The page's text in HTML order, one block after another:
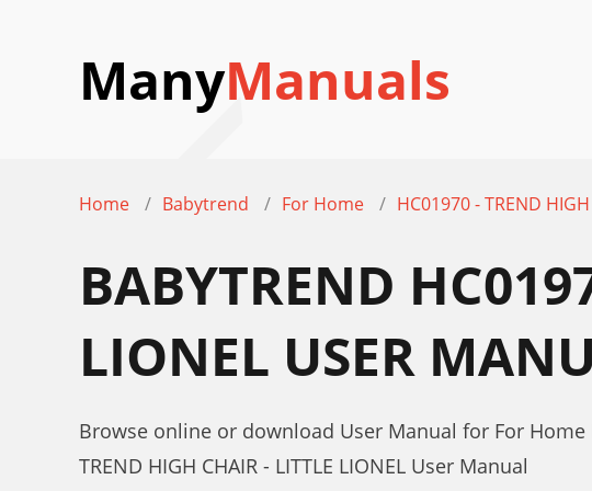
ManyManuals
Home Babytrend For Home HC01970 - TREND
BABYTREND
LIONEL USER
Browse online or download User Manual for For Home
TREND HIGH CHAIR - LITTLE LIONEL User Manual